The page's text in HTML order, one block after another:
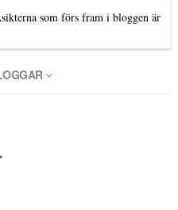
som förs fram i bloggen är